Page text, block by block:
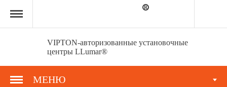
VIPTON-авторизованные установочные
центры LLumar®
страница
W221
МЕНЮ